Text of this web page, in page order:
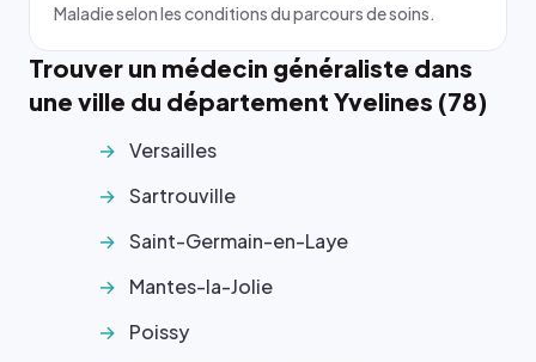
Maladie selon les conditions du parcours de soins.
Trouver un médecin généraliste dans
une ville du département Yvelines (78)
Versailles
Sartrouville
Saint-Germain-en-Laye
Mantes-la-Jolie
Poissy